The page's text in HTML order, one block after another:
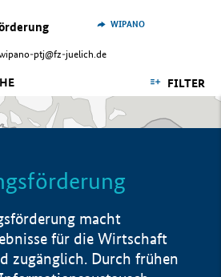
ptj@fz-juelich.de
WIPANO
FILTER
macht
für die Wirtschaft
zugänglich. Durch frühen